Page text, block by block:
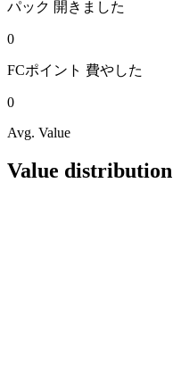
パック 開きました
0
FCポイント 費やした
0
Avg. Value
Value distribution